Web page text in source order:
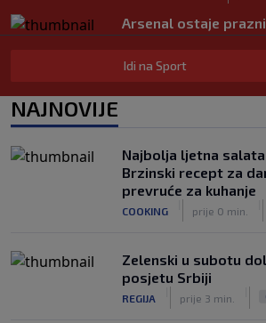
Arsenal ostaje
Júnior i Real Madrid
NOGOMET
NOGOMET
| |
Izvinjenje s
„gomila slabića“ u
Idi na Sport
NAJNOVIJE
Najbolja ljetna
Brzinski recept za
prevruće za kuhanje
COOKING prije 0 min.
Zelenski u subotu
posjetu Srbiji
REGIJA prije 3 min.